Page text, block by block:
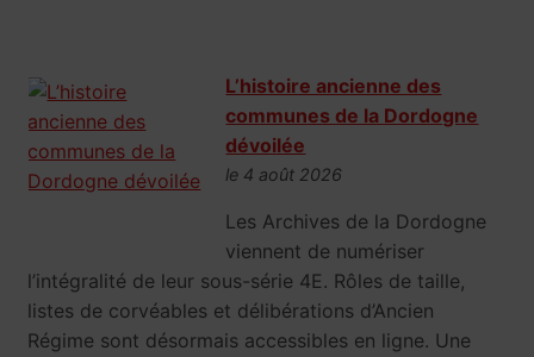
L’histoire ancienne des
communes de la Dordogne
dévoilée
le 4 août 2026
Les Archives de la Dordogne
viennent de numériser
l’intégralité de leur sous-série 4E. Rôles de taille,
listes de corvéables et délibérations d’Ancien
Régime sont désormais accessibles en ligne. Une